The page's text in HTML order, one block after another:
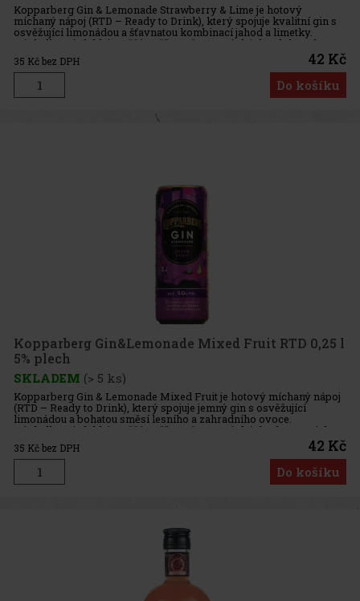
Kopparberg Gin & Lemonade Strawberry & Lime je hotový
míchaný nápoj (RTD – Ready to Drink), který spojuje kvalitní gin s
osvěžující limonádou a šťavnatou kombinací jahod a limetky.
Výsledkem je lehký, svěží a příjemně ovocný drink s dokonale
35 Kč bez DPH 42 Kč
Do košíku
Kopparberg Gin&Lemonade Mixed Fruit RTD 0,25 l
5% plech
SKLADEM (> 5 ks)
Kopparberg Gin & Lemonade Mixed Fruit je hotový míchaný nápoj
(RTD – Ready to Drink), který spojuje jemný gin s osvěžující
limonádou a bohatou směsí lesního a zahradního ovoce.
Výsledkem je lehký, svěží a příjemně ovocný drink s harmonickou
sladk
35 Kč bez DPH 42 Kč
Do košíku